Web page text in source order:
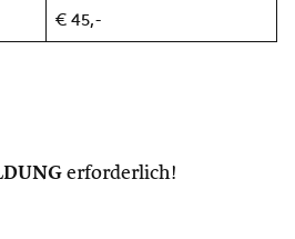
€ 45,-
erforderlich!